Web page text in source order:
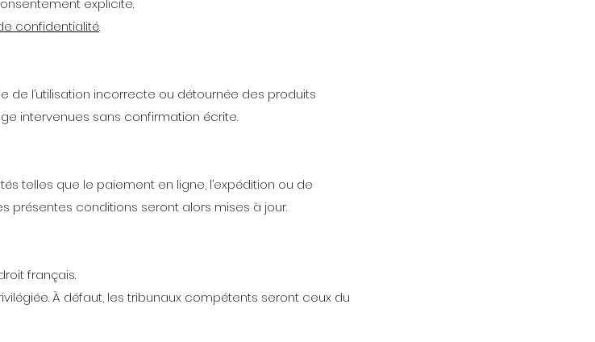
explicite.
confidentialité.
de l’utilisation incorrecte ou détournée des produits
intervenues sans confirmation écrite.
telles que le paiement en ligne, l’expédition ou de
présentes conditions seront alors mises à jour.
français.
À défaut, les tribunaux compétents seront ceux du